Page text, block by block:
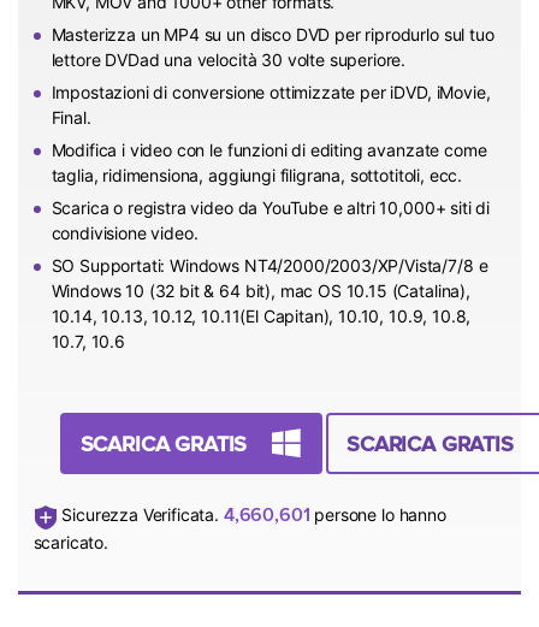
Masterizza un MP4 su un disco DVD per riprodurlo sul tuo
lettore DVDad una velocità 30 volte superiore.
Impostazioni di conversione ottimizzate per iDVD, iMovie,
Final.
Modifica i video con le funzioni di editing avanzate come
taglia, ridimensiona, aggiungi filigrana, sottotitoli, ecc.
Scarica o registra video da YouTube e altri 10,000+ siti di
condivisione video.
SO Supportati: Windows NT4/2000/2003/XP/Vista/7/8 e
Windows 10 (32 bit & 64 bit), mac OS 10.15 (Catalina),
10.14, 10.13, 10.12, 10.11(El Capitan), 10.10, 10.9, 10.8,
10.7, 10.6
SCARICA GRATIS SCARICA GRATIS
Sicurezza Verificata. 4,660,604 persone lo hanno
scaricato.